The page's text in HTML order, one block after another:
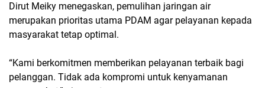
Dirut Meiky menegaskan, pemulihan jaringan air
merupakan prioritas utama PDAM agar pelayanan kepada
masyarakat tetap optimal.
“Kami berkomitmen memberikan pelayanan terbaik bagi
pelanggan. Tidak ada kompromi untuk kenyamanan